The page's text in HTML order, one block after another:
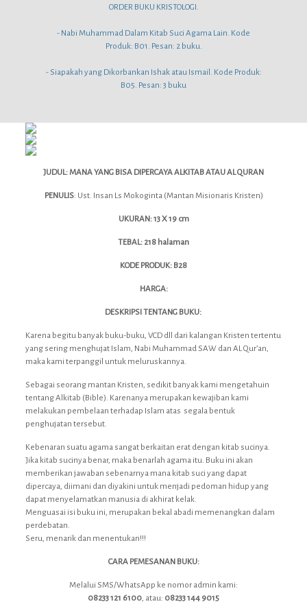
ORDER BUKU KRISTOLOGI.
- Nabi Muhammad Dalam Kitab Suci Agama Lain. Kode
Produk: B01. Pesan: 2 buku.
- Siapakah yang Dikorbankan Ishak atau Ismail. Kode Produk:
B05. Pesan: 3 buku
JUDUL: MANA YANG BISA DIPERCAYA ALKITAB ATAU AL QURAN
PENULIS: Ust. Insan Ls Mokoginta (Mantan Misionaris Kristen)
UKURAN: 13 X 19 cm
TEBAL: 218 halaman
KODE PRODUK: B28
HARGA:
DESKRIPSI TENTANG BUKU:
Karena begitu banyak buku-buku, VCD dll dari kalangan Kristen tertentu
yang sering menghujat Islam, Nabi Muhammad SAW dan AL Qur’an,
maka kami terpanggil untuk meluruskannya.
Sebagai seorang mantan Kristen, sedikit banyak kami mengetahuin
tentang Alkitab (Bible). Karenanya merupakan kewajiban kami
melakukan pembelaan terhadap Islam atas segala bentuk
penghujatan tersebut.
Kebenaran suatu agama sangat berkaitan erat dengan kitab sucinya.
Jika kitab sucinya benar, maka benarlah agama itu. Buku ini akan
memberikan jawaban sebenarnya mana kitab suci yang dapat
dipercaya, diimani dan diyakini untuk menjadi pedoman hidup yang
dapat menyelamatkan manusia di akhirat kelak.
Menguasai isi buku ini, merupakan bekal abadi memenangkan dalam
perdebatan.
Seru, menarik dan menentukan!!!
CARA PEMESANAN BUKU:
Melalui SMS/WhatsApp ke nomor admin kami:
08233 121 6100, atau: 08233 144 9015